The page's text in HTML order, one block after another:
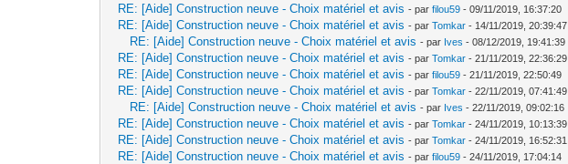
RE: [Aide] Construction neuve - Choix matériel et avis - parfilou59 - 09/11/2019, 16:37:20
RE: [Aide] Construction neuve - Choix matériel et avis - parTomkar - 14/11/2019, 20:39:47
RE: [Aide] Construction neuve - Choix matériel et avis - par Ives - 08/12/2019, 19:41:39
RE: [Aide] Construction neuve - Choix matériel et avis - parTomkar - 21/11/2019, 22:36:29
RE: [Aide] Construction neuve - Choix matériel et avis - parfilou59 - 21/11/2019, 22:50:49
RE: [Aide] Construction neuve - Choix matériel et avis - parTomkar - 22/11/2019, 07:41:49
RE: [Aide] Construction neuve - Choix matériel et avis - par Ives - 22/11/2019, 09:02:16
RE: [Aide] Construction neuve - Choix matériel et avis - parTomkar - 24/11/2019, 10:13:39
RE: [Aide] Construction neuve - Choix matériel et avis - parTomkar - 24/11/2019, 16:52:31
RE: [Aide] Construction neuve - Choix matériel et avis - parfilou59 - 24/11/2019, 17:04:14